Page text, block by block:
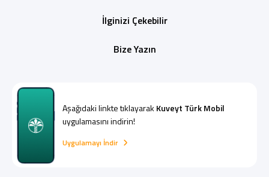
İlginizi Çekebilir
Bize Yazın
Aşağıdaki linkte tıklayarak Kuveyt Türk Mobil
uygulamasını indirin!
Uygulamayı İndir